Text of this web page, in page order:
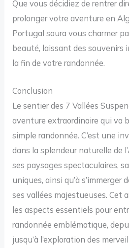
Que vous décidiez de rentrer
prolonger votre aventure en
Portugal saura vous charmer
beauté, laissant des souvenirs
la fin de votre randonnée.
Conclusion
Le sentier des 7 Vallées
aventure extraordinaire qui va
simple randonnée. C’est une
dans la splendeur naturelle de
ses paysages spectaculaires,
uniques, ainsi qu’à s’immerger
ses vallées majestueuses. Cet
les aspects essentiels pour
randonnée emblématique,
jusqu’à l’exploration des